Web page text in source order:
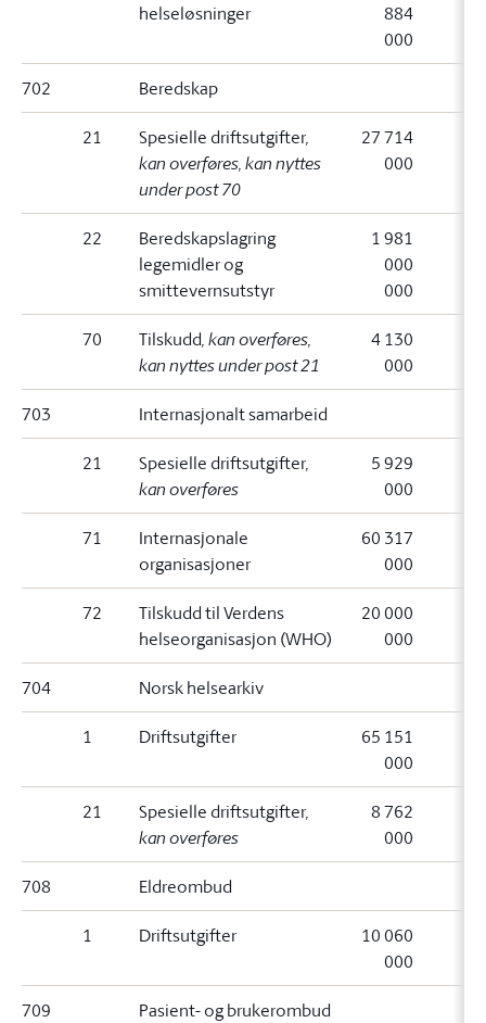
helseløsninger
884
000
702 Beredskap
21 Spesielle driftsutgifter,
kan overføres, kan nyttes
under post 70
27 714
000
22
Beredskapslagring
legemidler og
smittevernsutstyr
1 981
000
000
70 Tilskudd, kan overføres,
kan nyttes under post 21
4 130
000
703 Internasjonalt samarbeid
21 Spesielle driftsutgifter,
kan overføres
5 929
000
71
Internasjonale
organisasjoner
60 317
000
72
Tilskudd til Verdens
helseorganisasjon (WHO)
20 000
000
704 Norsk helsearkiv
1 Driftsutgifter
65 151
000
21 Spesielle driftsutgifter,
kan overføres
8 762
000
708 Eldreombud
1 Driftsutgifter
10 060
000
709 Pasient- og brukerombud